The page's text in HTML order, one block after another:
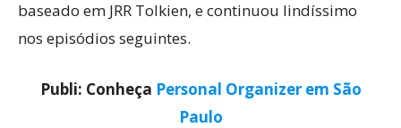
baseado em JRR Tolkien, e continuou lindíssimo
nos episódios seguintes.
Publi: Conheça Personal Organizer em São
Paulo